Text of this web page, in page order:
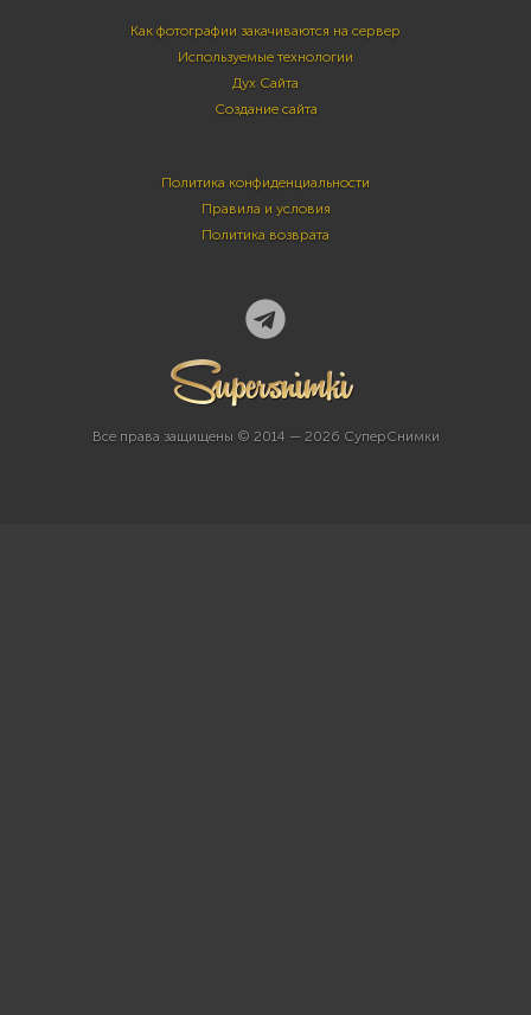
Как фотографии закачиваются на сервер
Используемые технологии
Дух Сайта
Создание сайта
Политика конфиденциальности
Правила и условия
Политика возврата
Все права защищены © 2014 — 2026 СуперСнимки